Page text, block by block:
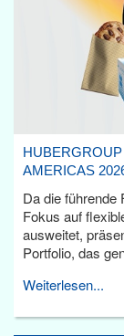
AMERICAS
Da die führende
Fokus auf
ausweitet,
Portfolio, das
Weiterlesen...